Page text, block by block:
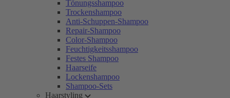
Tönungsshampoo
Trockenshampoo
Anti-Schuppen-Shampoo
Repair-Shampoo
Color-Shampoo
Feuchtigkeitsshampoo
Festes Shampoo
Haarseife
Lockenshampoo
Shampoo-Sets
Haarstyling